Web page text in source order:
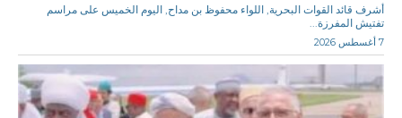
أشرف قائد القوات البحرية, اللواء محفوظ بن مداح, اليوم الخميس على مراسم
تفتيش المفرزة...
7 أغسطس 2026